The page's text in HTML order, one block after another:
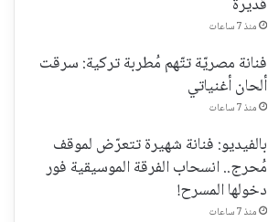
منذ 7 ساعات
فنانة مصريّة تتّهم مُطربة تركية: سرقت
ألحان أغنياتي
منذ 7 ساعات
بالفيديو: فنانة شهيرة تتعرّض لموقف
مُحرج.. انسحاب الفرقة الموسيقية فور
دخولها المسرح!
منذ 7 ساعات